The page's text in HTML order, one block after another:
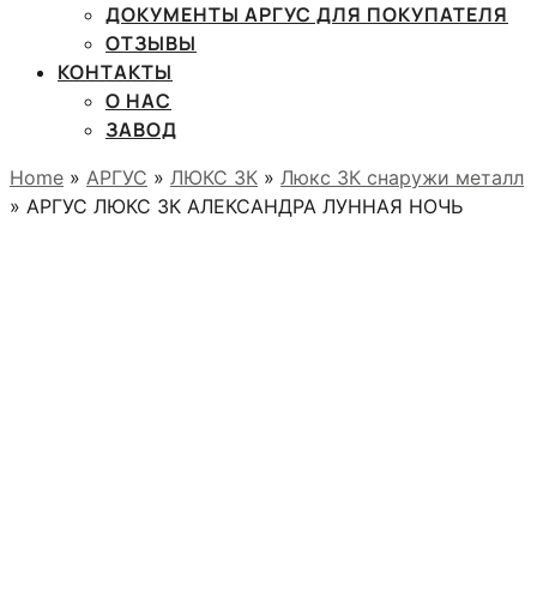
ДОКУМЕНТЫ АРГУС ДЛЯ ПОКУПАТЕЛЯ
ОТЗЫВЫ
КОНТАКТЫ
О НАС
ЗАВОД
Home » АРГУС » ЛЮКС 3К » Люкс 3К снаружи металл
» АРГУС ЛЮКС 3К АЛЕКСАНДРА ЛУННАЯ НОЧЬ